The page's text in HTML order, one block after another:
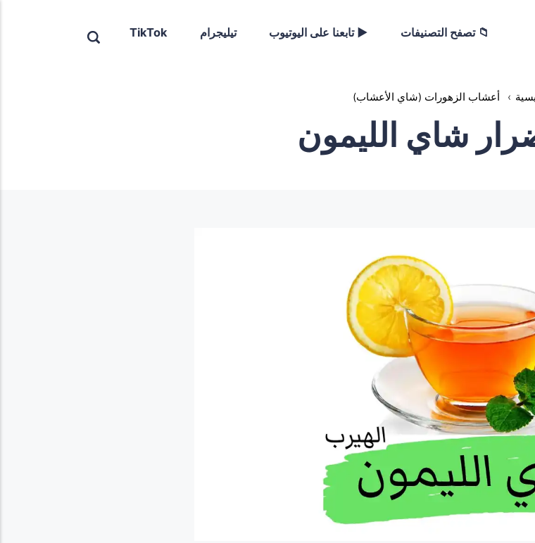
📁 تصفح التصنيفات ▶️ تابعنا على اليوتيوب تيليجرام TikTok
› أعشاب الزهورات (شاي الأعشاب)
شاي الليمون